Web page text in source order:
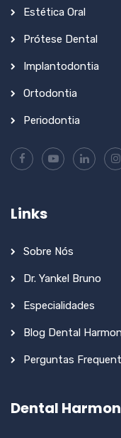
Estética Oral
Prótese Dental
Implantodontia
Ortodontia
Periodontia
Links
Sobre Nós
Dr. Yankel Bruno
Especialidades
Blog Dental
Perguntas
Dental